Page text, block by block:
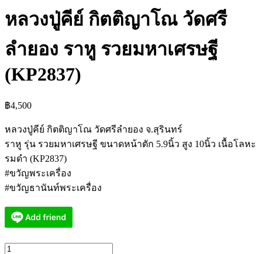
หลวงปู่คีย์ กิตติญาโณ วัดศรี
ลำยอง ราหู รวยมหาเศรษฐี
(KP2837)
฿4,500
หลวงปู่คีย์ กิตติญาโณ วัดศรีลำยอง จ.สุรินทร์
ราหู รุ่น รวยมหาเศรษฐี ขนาดหน้าตัก 5.9นิ้ว สูง 10นิ้ว เนื้อโลหะ
รมดำ (KP2837)
#ขวัญพระเครื่อง
#ขวัญธานันท์พระเครื่อง
จำนวน